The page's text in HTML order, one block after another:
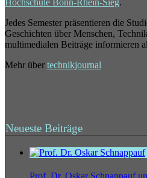
Hochschule Bonn-Rhein-Sieg.
Jedes Semester präsentieren die
Geschichten über Menschen,
multimedialen Beiträge informieren
Mehr über technikjournal
Neueste Beiträge
Prof. Dr. Oskar Schnappauf